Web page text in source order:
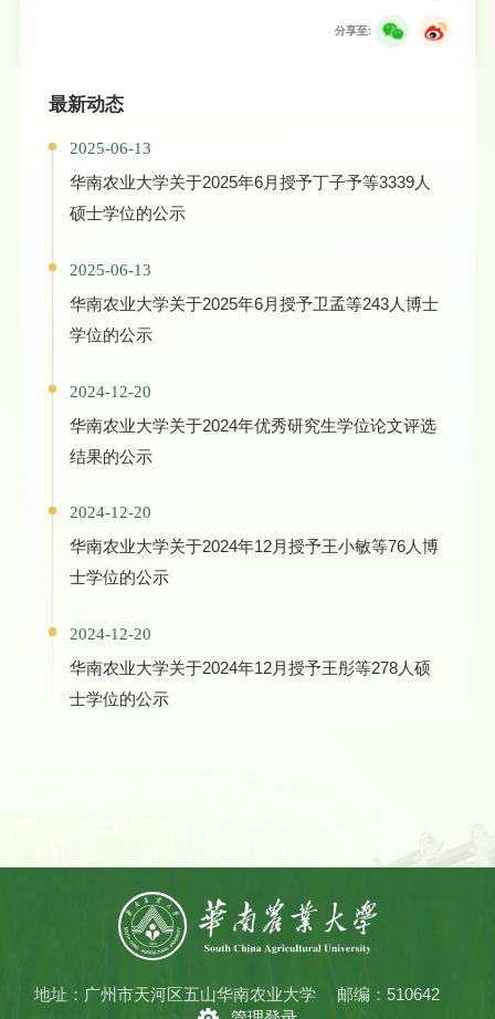
分享至:
最新动态
2025-06-13
华南农业大学关于2025年6月授予丁子予等3339人
硕士学位的公示
2025-06-13
华南农业大学关于2025年6月授予卫孟等243人博士
学位的公示
2024-12-20
华南农业大学关于2024年优秀研究生学位论文评选
结果的公示
2024-12-20
华南农业大学关于2024年12月授予王小敏等76人博
士学位的公示
2024-12-20
华南农业大学关于2024年12月授予王彤等278人硕
士学位的公示
地址：广州市天河区五山华南农业大学
邮编：510642